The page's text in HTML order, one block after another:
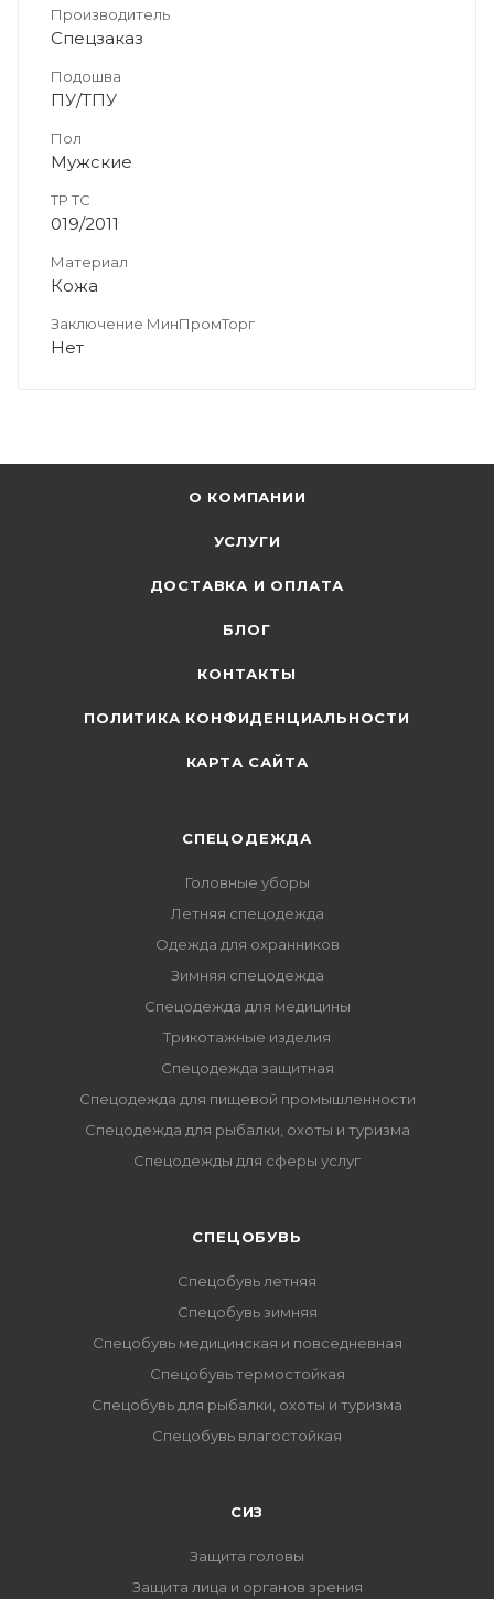
Производитель
Спецзаказ
Подошва
ПУ/ТПУ
Пол
Мужские
ТР ТС
019/2011
Материал
Кожа
Заключение МинПромТорг
Нет
О КОМПАНИИ
УСЛУГИ
ДОСТАВКА И ОПЛАТА
БЛОГ
КОНТАКТЫ
ПОЛИТИКА КОНФИДЕНЦИАЛЬНОСТИ
КАРТА САЙТА
СПЕЦОДЕЖДА
Головные уборы
Летняя спецодежда
Одежда для охранников
Зимняя спецодежда
Спецодежда для медицины
Трикотажные изделия
Спецодежда защитная
Спецодежда для пищевой промышленности
Спецодежда для рыбалки, охоты и туризма
Спецодежды для сферы услуг
CПЕЦОБУВЬ
Спецобувь летняя
Спецобувь зимняя
Спецобувь медицинская и повседневная
Спецобувь термостойкая
Спецобувь для рыбалки, охоты и туризма
Спецобувь влагостойкая
СИЗ
Защита головы
Защита лица и органов зрения